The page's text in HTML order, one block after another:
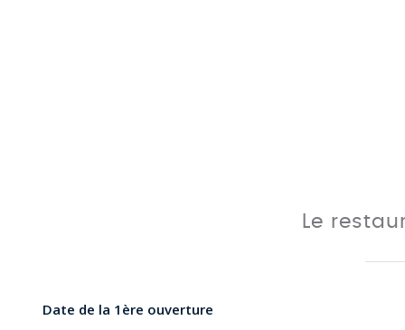
Le
Date de la 1ère ouverture